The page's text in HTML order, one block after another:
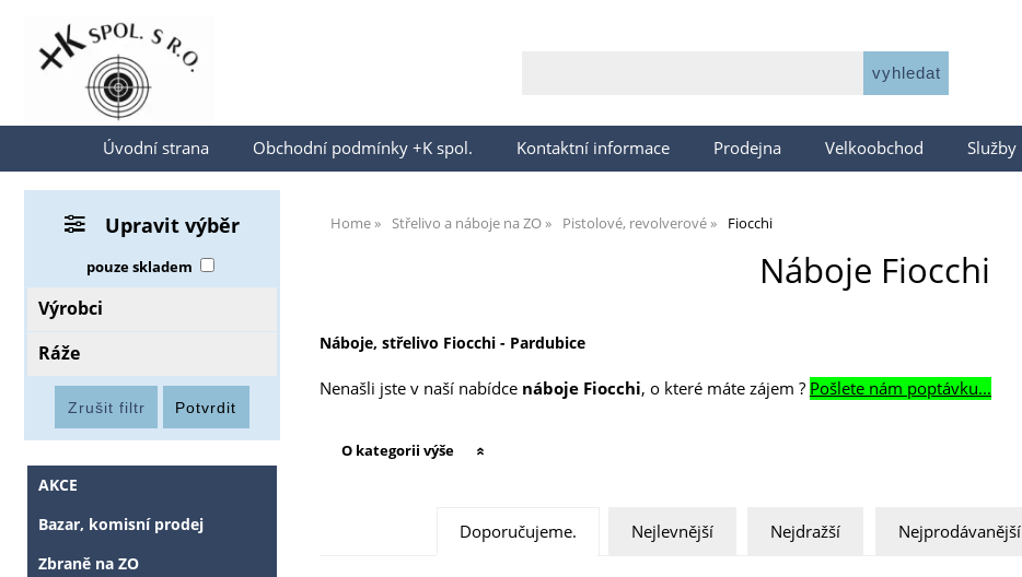
Přihlásit se
Úvodní strana Obchodní podmínky +K spol. Kontaktní informace Prodejna Velkoobchod Služby
Home Střelivo a náboje na ZO Pistolové, revolverové Fiocchi
Náboje Fiocchi
Náboje, střelivo Fiocchi - Pardubice
Nenašli jste v naší nabídce náboje Fiocchi, o které máte zájem ? Pošlete nám poptávku...
O kategorii výše
Doporučujeme. Nejlevnější Nejdražší Nejprodávanější
Upravit výběr
pouze skladem
Výrobci
Ráže
AKCE
Bazar, komisní prodej
Zbraně na ZO